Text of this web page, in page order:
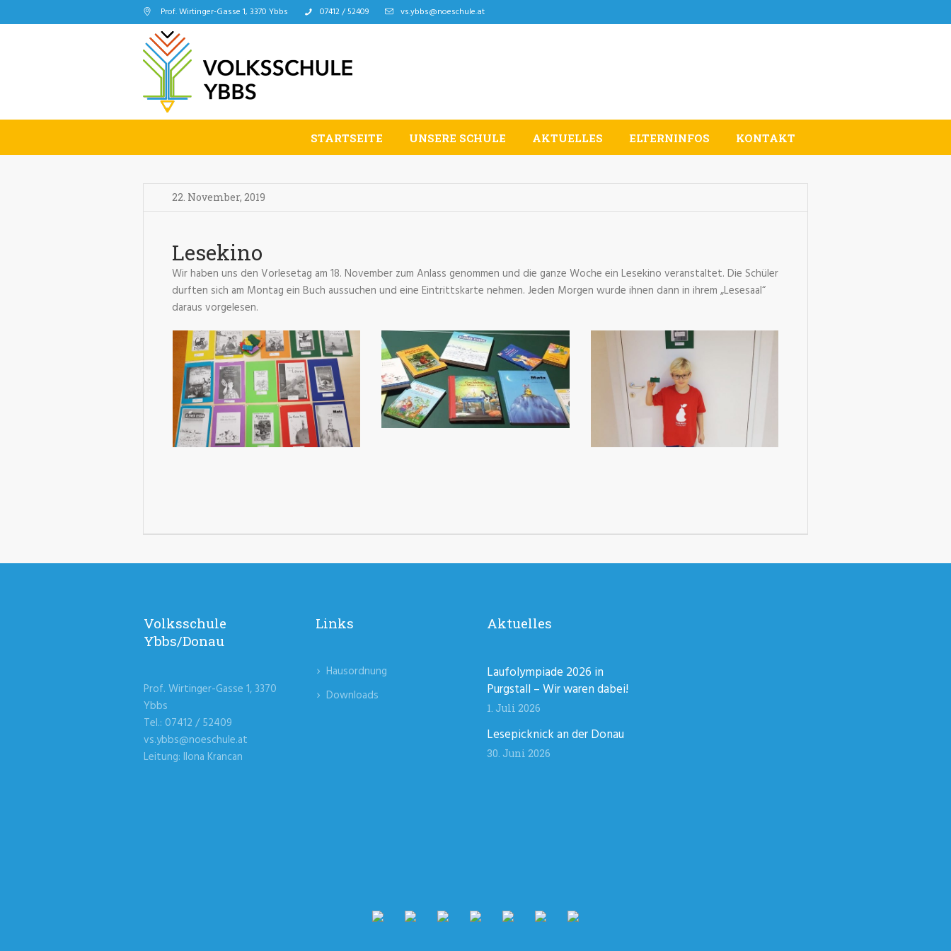
Prof. Wirtinger-Gasse 1, 3370 Ybbs 07412 / 52409 vs.ybbs@noeschule.at
STARTSEITE UNSERE SCHULE AKTUELLES ELTERNINFOS KONTAKT
22. November, 2019
Lesekino
Wir haben uns den Vorlesetag am 18. November zum Anlass genommen und die ganze Woche ein Lesekino veranstaltet. Die Schüler
durften sich am Montag ein Buch aussuchen und eine Eintrittskarte nehmen. Jeden Morgen wurde ihnen dann in ihrem „Lesesaal“
daraus vorgelesen.
Volksschule
Ybbs/Donau
Prof. Wirtinger-Gasse 1, 3370
Ybbs
Tel.: 07412 / 52409
vs.ybbs@noeschule.at
Leitung: Ilona Krancan
Links
Hausordnung
Downloads
Aktuelles
Laufolympiade 2026 in
Purgstall – Wir waren dabei!
1. Juli 2026
Lesepicknick an der Donau
30. Juni 2026